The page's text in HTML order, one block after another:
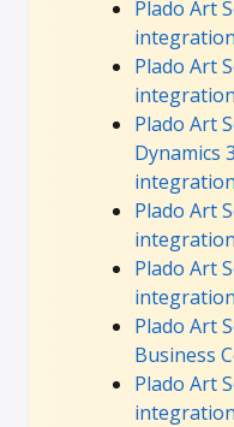
Plado Art
integration
Plado Art
integration
Plado Art
Dynamics
integration
Plado Art
integration
Plado Art
integration
Plado Art
Business
Plado Art
integration